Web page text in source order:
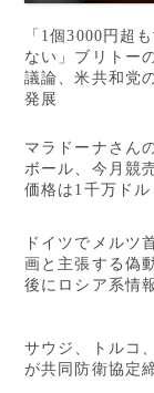
「1個3000円超
ない」ブリトー
議論、米共和党
発展
マラドーナさん
ボール、今月競
価格は1千万ドル
ドイツでメルツ
画と主張する偽
後にロシア系情
サウジ、トルコ
が共同防衛協定